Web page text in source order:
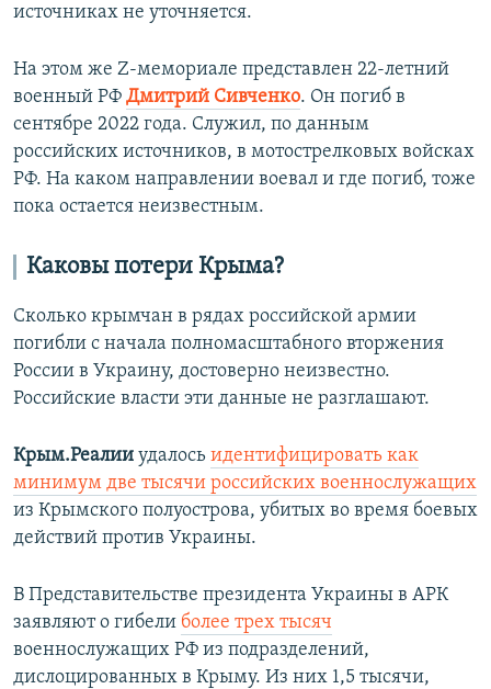
источниках не уточняется.
На этом же Z-мемориале представлен 22-летний
военный РФ Дмитрий Сивченко. Он погиб в
сентябре 2022 года. Служил, по данным
российских источников, в мотострелковых войсках
РФ. На каком направлении воевал и где погиб, тоже
пока остается неизвестным.
Каковы потери Крыма?
Сколько крымчан в рядах российской армии
погибли с начала полномасштабного вторжения
России в Украину, достоверно неизвестно.
Российские власти эти данные не разглашают.
Крым.Реалии удалось идентифицировать как
минимум две тысячи российских военнослужащих
из Крымского полуострова, убитых во время боевых
действий против Украины.
В Представительстве президента Украины в АРК
заявляют о гибели более трех тысяч
военнослужащих РФ из подразделений,
дислоцированных в Крыму. Из них 1,5 тысячи,